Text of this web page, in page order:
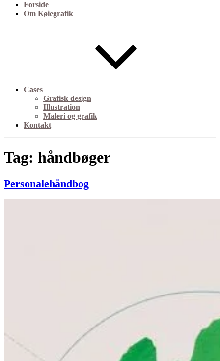
Forside
Om Køiegrafik
Cases
Grafisk design
Illustration
Maleri og grafik
Kontakt
Tag: håndbøger
Personalehåndbog